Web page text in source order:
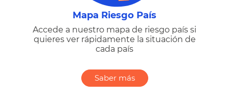
Mapa Riesgo País
Accede a nuestro mapa de riesgo país si
quieres ver rápidamente la situación de
cada país
Saber más